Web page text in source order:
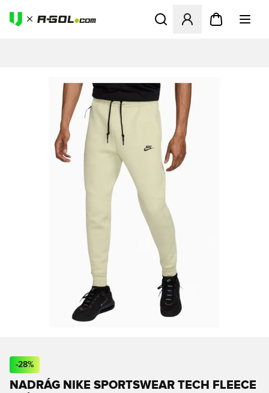
Megnyit egy modált a
-28%
NADRÁG NIKE SPORTSWEAR TECH FLEECE